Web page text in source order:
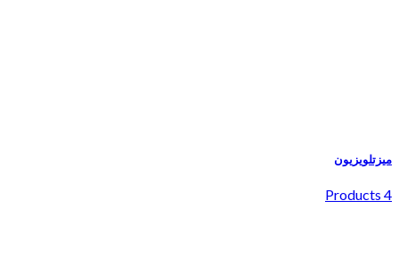
میزتلویزیون
4 Products